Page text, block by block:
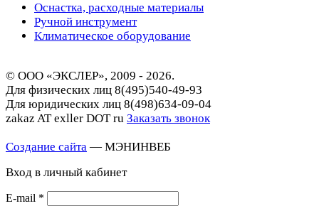
Оснастка, расходные материалы
Ручной инструмент
Климатическое оборудование
© ООО «ЭКСЛЕР», 2009 - 2026.
Для физических лиц 8(495)540-49-93
Для юридических лиц 8(498)634-09-04
zakaz AT exller DOT ru Заказать звонок
Создание сайта — МЭНИНВЕБ
Вход в личный кабинет
E-mail *